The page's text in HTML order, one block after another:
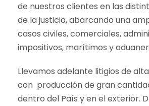
de nuestros clientes en las
de la justicia, abarcando una
casos civiles, comerciales,
impositivos, marítimos y
Llevamos adelante litigios de
con producción de gran
dentro del País y en el exterior.